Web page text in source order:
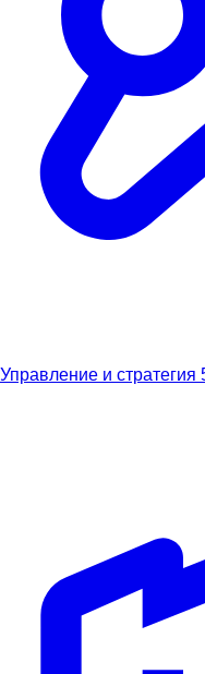
Управление и стратегия